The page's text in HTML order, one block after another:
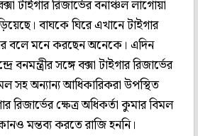
টাইগার রিজার্ভের বনাঞ্চল লাগোয়া
বাঘকে ঘিরে এখানে টাইগার
বলে মনে করছেন অনেকে। এদিন
বনমন্ত্রীর সঙ্গে বক্সা টাইগার রিজার্ভের
সহ অন্যান্য আধিকারিকরা উপস্থিত
রিজার্ভের ক্ষেত্র অধিকর্তা কুমার বিমল
মন্তব্য করতে রাজি হননি।